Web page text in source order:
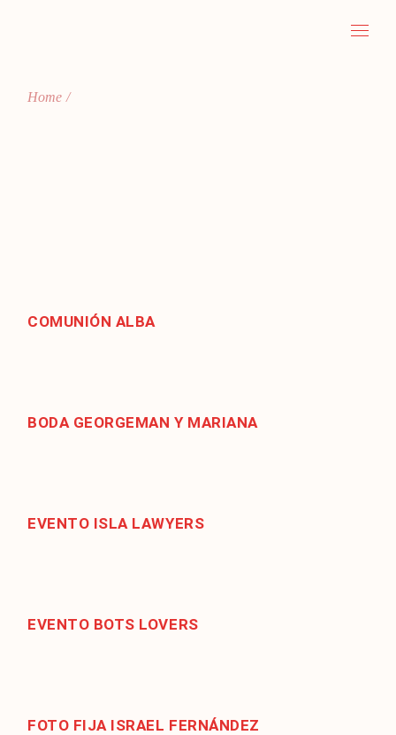
Home
COMUNIÓN ALBA
BODA GEORGEMAN Y MARIANA
EVENTO ISLA LAWYERS
EVENTO BOTS LOVERS
FOTO FIJA ISRAEL FERNÁNDEZ